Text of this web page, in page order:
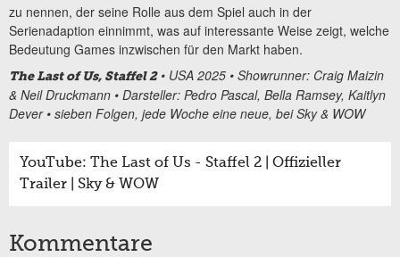
zu nennen, der seine Rolle aus dem Spiel auch in der
Serienadaption einnimmt, was auf interessante Weise zeigt, welche
Bedeutung Games inzwischen für den Markt haben.
The Last of Us, Staffel 2• USA 2025 • Showrunner: Craig Maizin
& Neil Druckmann • Darsteller: Pedro Pascal, Bella Ramsey, Kaitlyn
Dever • sieben Folgen, jede Woche eine neue, bei Sky & WOW
YouTube: The Last of Us - Staffel 2 | Offizieller
Trailer | Sky & WOW
Kommentare